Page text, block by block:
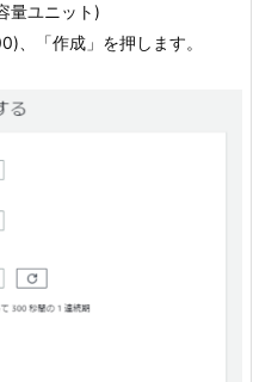
量ユニット)
、「作成」を押します。